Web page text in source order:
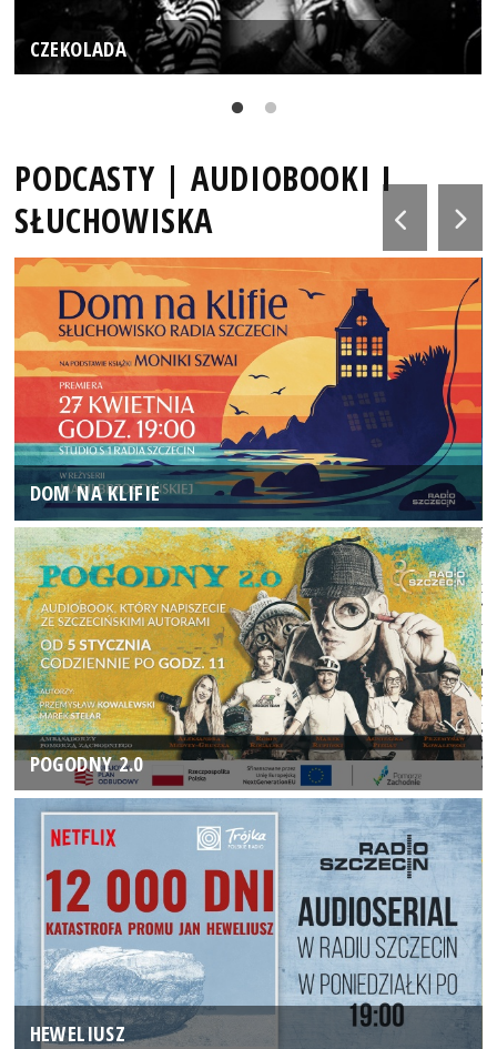
CZEKOLADA
PODCASTY | AUDIOBOOKI I
SŁUCHOWISKA
DOM NA KLIFIE
POGODNY 2.0
HEWELIUSZ